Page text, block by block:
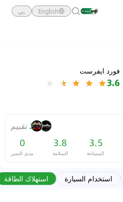
English ـي
فورد ايفرست
3.6
2 تقييم
3.5
المساحة
3.8
السلامة
0
مدى السير
استخدام السيارة استهلاك الطاقة